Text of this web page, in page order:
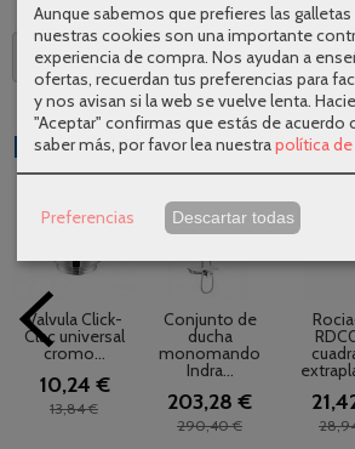
Descripción
Productos Relacionados
-26 %
Valvula Click-
Clac universal
cromo...
10,24 €
13,84 €
-30 %
Conjunto de
ducha
monomando
Indra...
203,28 €
290,40 €
Aunque sabemos que prefieres las
nuestras cookies son una importante
experiencia de compra. Nos ayudan a
ofertas, recuerdan tus preferencias para
y nos avisan si la web se vuelve lenta.
"Aceptar" confirmas que estás de acuerdo
saber más, por favor lea nuestrapolítica de
Preferencias Descartar todas